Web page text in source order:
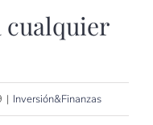
cualquier
| Inversión&Finanzas